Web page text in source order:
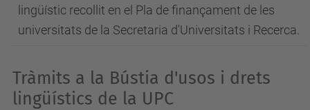
lingüístic recollit en el Pla de finançament de les
universitats de la Secretaria d'Universitats i Recerca.
Tràmits a la Bústia d'usos i drets
lingüístics de la UPC